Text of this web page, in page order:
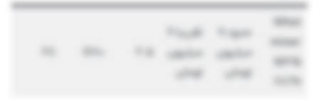
What
miner
M21b
28Th
حدود 11
میلیون
تومان
میلیون
تومان
2.5
1680
28